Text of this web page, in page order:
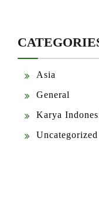
Asia
General
Karya
Uncategorized